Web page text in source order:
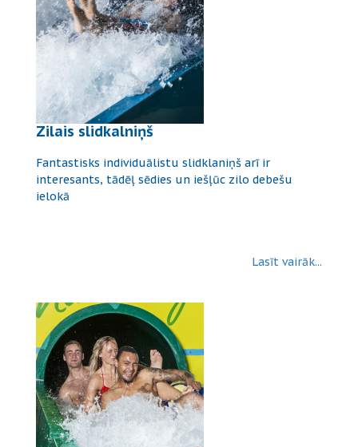
Zilais slidkalniņš
Fantastisks individuālistu slidklaniņš arī ir
interesants, tādēļ sēdies un iešļūc zilo debešu
ielokā
Lasīt vairāk...